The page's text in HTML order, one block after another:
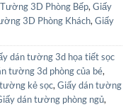
3D Phòng Bếp, Giấy
3D Phòng Khách, Giấy
dán tường 3d họa tiết sọc
tường 3d phòng của bé,
kẻ sọc, Giấy dán tường
dán tường phòng ngủ,